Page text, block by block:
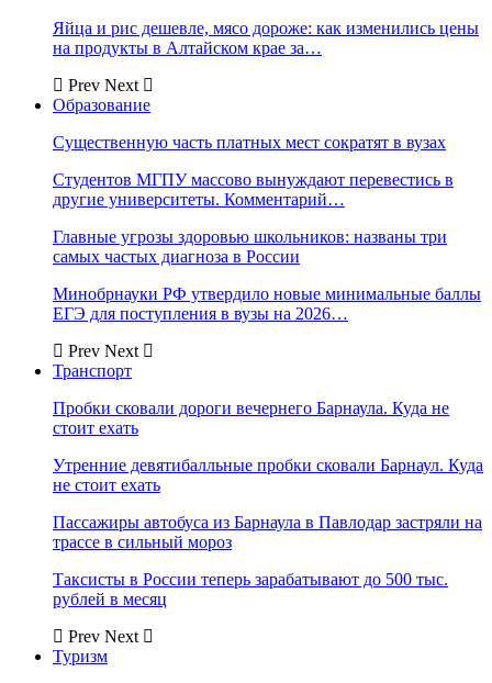
Яйца и рис дешевле, мясо дороже: как изменились цены
на продукты в Алтайском крае за…
Prev Next
Образование
Существенную часть платных мест сократят в вузах
Студентов МГПУ массово вынуждают перевестись в
другие университеты. Комментарий…
Главные угрозы здоровью школьников: названы три
самых частых диагноза в России
Минобрнауки РФ утвердило новые минимальные баллы
ЕГЭ для поступления в вузы на 2026…
Prev Next
Транспорт
Пробки сковали дороги вечернего Барнаула. Куда не
стоит ехать
Утренние девятибалльные пробки сковали Барнаул. Куда
не стоит ехать
Пассажиры автобуса из Барнаула в Павлодар застряли на
трассе в сильный мороз
Таксисты в России теперь зарабатывают до 500 тыс.
рублей в месяц
Prev Next
Туризм